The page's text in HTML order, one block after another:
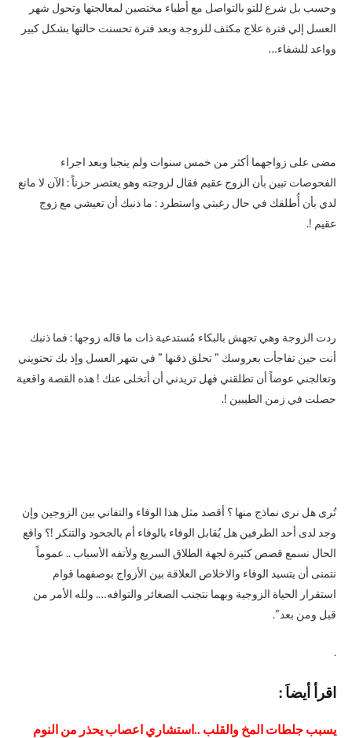
وحسب بل شرع للتو بالتواصل مع أطباء مختصين لمعالجتها وتحول شهر
العسل إلي فترة علاج مكثف للزوجة وبعد فترة تحسنت حالتها بشكل كبير
وواعد للشفاء…
مضى على زواجهما أكثر من خمس سنوات ولم ينجبا وبعد اجراء
الفحوصات تبين بأن الزوج عقيم فقال لزوجته وهو يعتصر حزناً : الآن لا مانع
لدي بأن أُطلقك في حال رغبتي واستطرد : ما ذنبك أن تعيشي مع زوج
عقيم !.
ردت الزوجة وهي تجهش بالبكاء مُستدعية ذات ما قاله زوجها : فما ذنبك
أنت حين تفاجأت بعروسك ” تحلق ذقنها ” في شهر العسل وإذ بك تحتويني
وتعالجني عوضاً أن تطلقني فهل تريدني أن أتخلى عنك ! هذه القصة واقعية
حصلت في زمن الطيبين !.
تُرى هل نرى نماذج منها ؟ أقصد مثل هذا الوفاء والتفاني بين الزوجين وإن
وجد لدى أحد الطرفين هل يُقابل الوفاء بالوفاء أم بالجحود والتنكر !؟ واقع
الحال نسمع قصص كثيرة لجهة الطلاق السريع ولأتفه الأسباب .. عموماً
نتمنى أن يتسيد الوفاء والاخلاص العلاقة بين الأزواج بوصفهما قوام
استقرار الحياة الزوجية وبهما نتجنب الصغائر والتوافه…. ولله الأمر من
قبل ومن بعد”.
.
قرأ أيضاَ :
يسبب جلطات المخ والقلب ..استشاري اعصاب يحذر من النوم